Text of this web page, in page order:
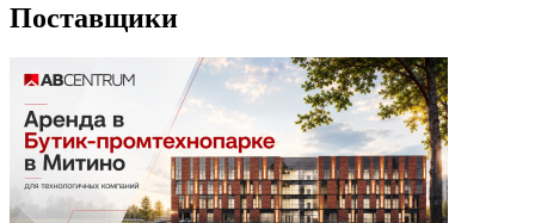
Поставщики